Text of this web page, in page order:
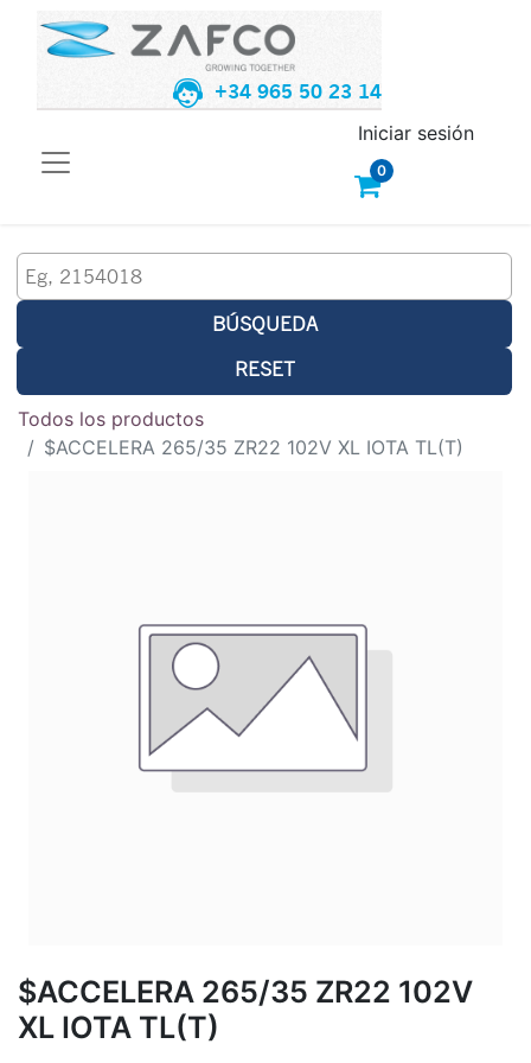
+34 965 50 23 14
0
Iniciar sesión
BÚSQUEDA
RESET
Todos los productos
$ACCELERA 265/35 ZR22 102V XL IOTA TL(T)
$ACCELERA 265/35 ZR22 102V
XL IOTA TL(T)